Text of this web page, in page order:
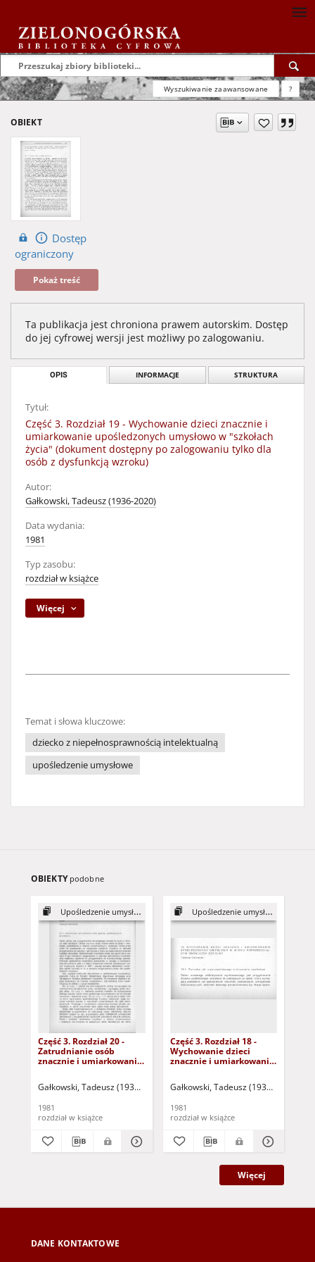
Wyszukiwanie zaawansowane ?
OBIEKT
Dostęp
ograniczony
Pokaż treść
Ta publikacja jest chroniona prawem autorskim. Dostęp
do jej cyfrowej wersji jest możliwy po zalogowaniu.
OPIS INFORMACJE STRUKTURA
Tytuł:
Część 3. Rozdział 19 - Wychowanie dzieci znacznie i
umiarkowanie upośledzonych umysłowo w "szkołach
życia" (dokument dostępny po zalogowaniu tylko dla
osób z dysfunkcją wzroku)
Autor:
Gałkowski, Tadeusz (1936-2020)
Data wydania:
1981
Typ zasobu:
rozdział w książce
Więcej
Temat i słowa kluczowe:
dziecko z niepełnosprawnością intelektualną
upośledzenie umysłowe
OBIEKTY podobne
Upośledzenie umysłowe
Część 3. Rozdział 20 -
Zatrudnianie osób
znacznie i umiarkowanie
nad nimi (dokument
tylko dla osób z
dysfunkcją wzroku)
Gałkowski, Tadeusz (1936-2020) Kirejczyk, Kazimierz (1910-1986) -
1981
rozdział w książce
Upośledzenie umysłowe
Część 3. Rozdział 18 -
Wychowanie dzieci
znacznie i umiarkowanie
poprzedzającym
(dokument dostępny po
zalogowaniu tylko dla
wzroku)
Gałkowski, Tadeusz (1936-2020)
1981
rozdział w książce
Więcej
DANE KONTAKTOWE